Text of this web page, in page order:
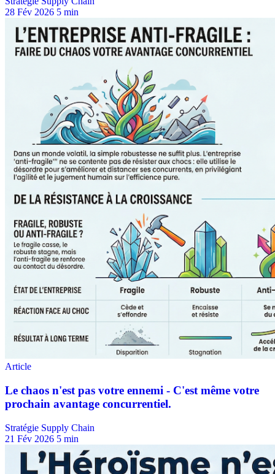
28 Fév 2026 5 min
Stratégie Supply Chain
21 Fév 2026 5 min